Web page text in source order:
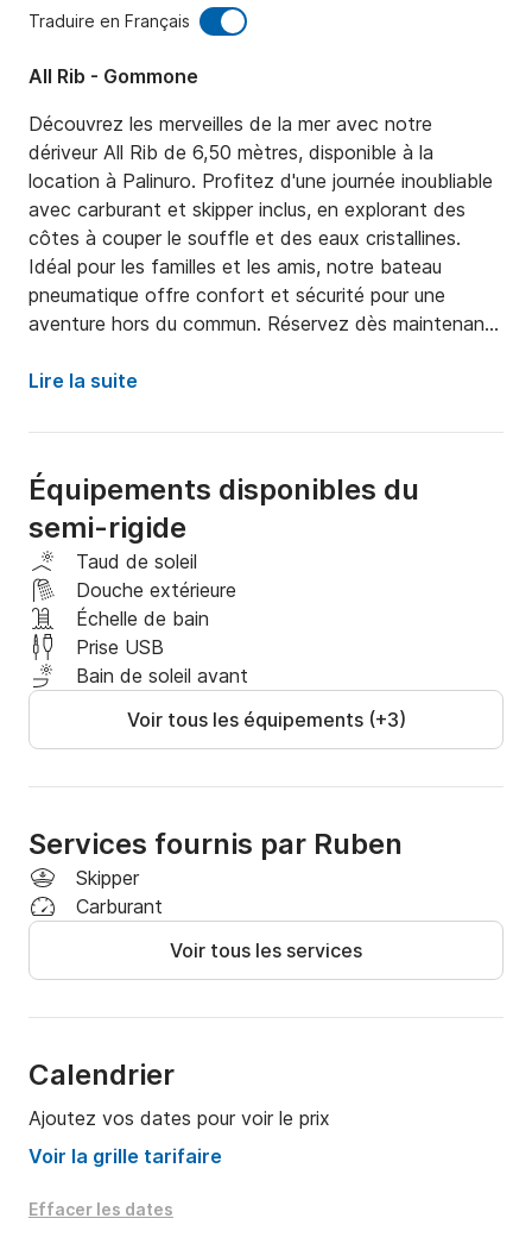
Traduire en Français
All Rib - Gommone
Découvrez les merveilles de la mer avec notre
dériveur All Rib de 6,50 mètres, disponible à la
location à Palinuro. Profitez d'une journée inoubliable
avec carburant et skipper inclus, en explorant des
côtes à couper le souffle et des eaux cristallines.
Idéal pour les familles et les amis, notre bateau
pneumatique offre confort et sécurité pour une
aventure hors du commun. Réservez dès maintenant
Lire la suite
Équipements disponibles du
semi-rigide
Taud de soleil
Douche extérieure
Échelle de bain
Prise USB
Bain de soleil avant
Voir tous les équipements (+3)
Services fournis par Ruben
Skipper
Carburant
Voir tous les services
Calendrier
Ajoutez vos dates pour voir le prix
Voir la grille tarifaire
Effacer les dates